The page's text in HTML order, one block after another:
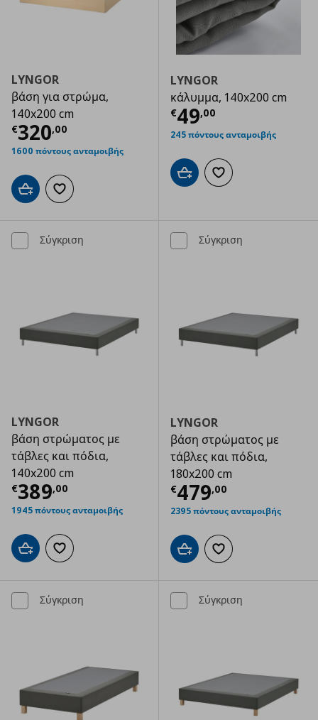
LYNGOR
βάση για στρώμα,
140x200 cm
€320,00
Τρέχουσα τιμή € 320,00
1600 πόντους ανταμοιβής
Προσθήκη στο καλάθι
Προσθήκη στα αγαπημένα
LYNGOR
κάλυμμα, 140x200 cm
€49,00
Τρέχουσα
245 πόντους ανταμοιβής
Προσθήκη στο καλάθι
Προσθήκη στα
Σύγκριση
LYNGOR
βάση στρώματος με
τάβλες και πόδια,
140x200 cm
€389,00
Τρέχουσα τιμή € 389,00
1945 πόντους ανταμοιβής
Προσθήκη στο καλάθι
Προσθήκη στα αγαπημένα
Σύγκριση
LYNGOR
βάση στρώματος με
τάβλες και πόδια,
180x200 cm
€479,00
Τρέχουσα
2395 πόντους ανταμοιβής
Προσθήκη στο καλάθι
Προσθήκη στα
Σύγκριση Σύγκριση